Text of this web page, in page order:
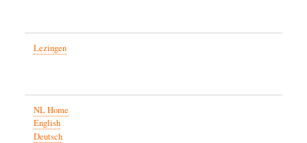
Lezingen
NL Home
English
Deutsch